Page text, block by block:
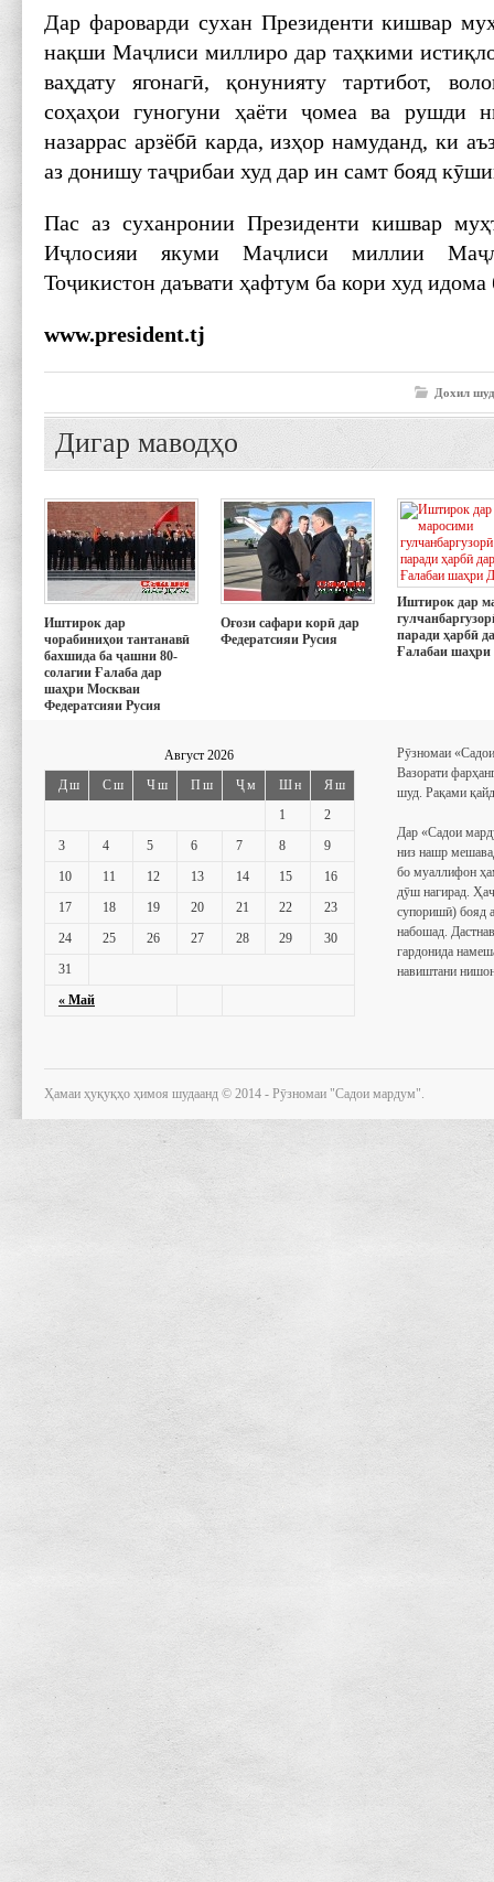
Дар фароварди сухан Президенти кишвар
нақши Маҷлиси миллиро дар таҳкими
ваҳдату ягонагӣ, қонунияту тартибот,
соҳаҳои гуногуни ҳаёти ҷомеа ва рушди
назаррас арзёбӣ карда, изҳор намуданд, ки
аз донишу таҷрибаи худ дар ин самт бояд
Пас аз суханронии Президенти кишвар
Иҷлосияи якуми Маҷлиси миллии
Тоҷикистон даъвати ҳафтум ба кори худ
www.president.tj
Дохил
Дигар маводҳо
Иштирок дар
чорабиниҳои тантанавӣ
бахшида ба ҷашни 80-
солагии Ғалаба дар
шаҳри Москваи
Федератсияи Русия
Оғози сафари корӣ дар
Федератсияи Русия
Иштирок дар
паради ҳарбӣ
Ғалабаи
Август 2026
Дш
Сш Чш Пш Ҷм Шн Яш
« Май
1
2
3
4 5 6 7 8
9
10
11 12 13 14 15
16
17
18 19 20 21 22
23
24
25 26 27 28 29
30
31
Рӯзномаи
Вазорати
шуд. Рақами
Дар «Садои
низ нашр
бо муаллифон
дӯш нагирад.
супоришӣ) бояд
набошад.
гардонида
навиштани
Ҳамаи ҳуқуқҳо ҳимоя шудаанд © 2014 - Рӯзномаи "Садои мардум".